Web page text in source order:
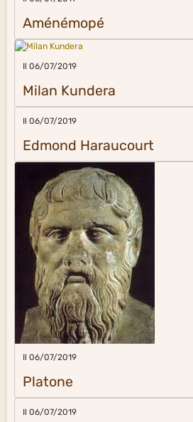
Aménémopé
Il 06/07/2019
Milan Kundera
Il 06/07/2019
Edmond Haraucourt
Il 06/07/2019
Platone
Il 06/07/2019